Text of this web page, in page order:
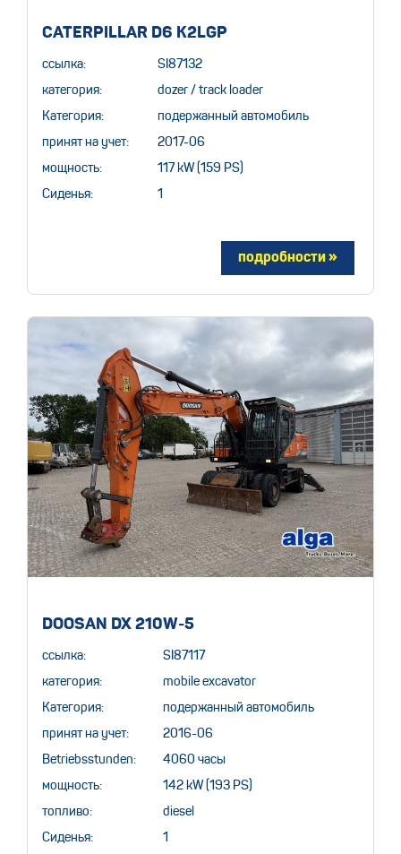
CATERPILLAR D6 K2LGP
ссылка: SI87132
категория: dozer / track loader
Категория: подержанный автомобиль
принят на учет: 2017-06
мощность: 117 kW (159 PS)
Сиденья: 1
DOOSAN DX 210W-5
ссылка: SI87117
категория: mobile excavator
Категория: подержанный автомобиль
принят на учет: 2016-06
Betriebsstunden: 4060 часы
мощность: 142 kW (193 PS)
топливо: diesel
Сиденья: 1